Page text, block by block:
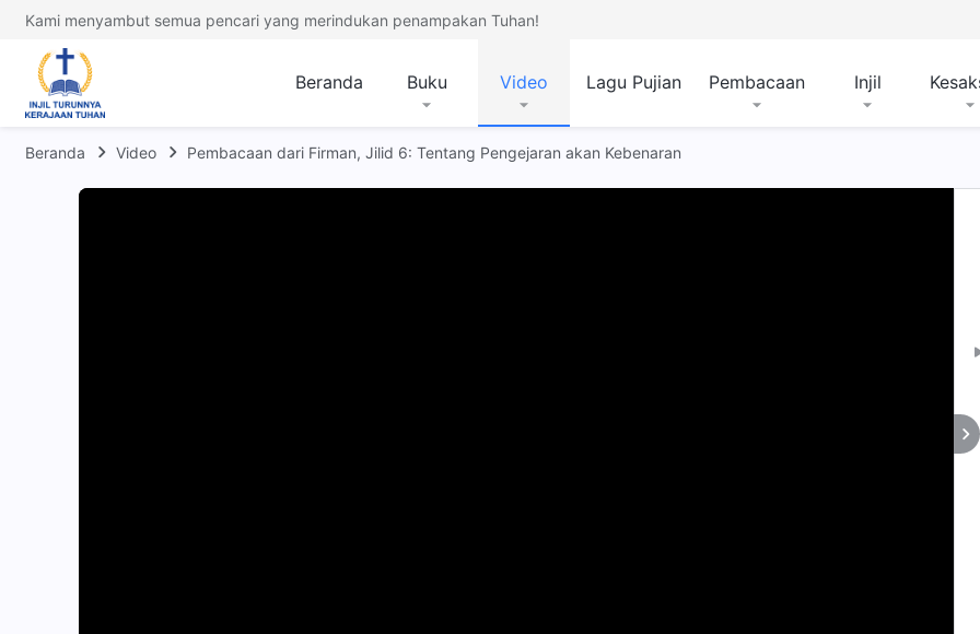
Kami menyambut semua pencari yang merindukan penampakan Tuhan!
Beranda Buku Video Lagu Pujian Pembacaan Injil
Beranda Video Pembacaan dari Firman, Jilid 6: Tentang Pengejaran akan Kebenaran